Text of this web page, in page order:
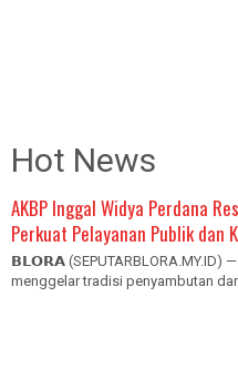
Hot News
AKBP Inggal Widya Perdana
Perkuat Pelayanan Publik dan
𝗕𝗟𝗢𝗥𝗔 (SEPUTARBLORA.MY.ID)
menggelar tradisi penyambutan